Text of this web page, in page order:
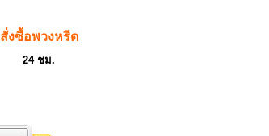
สั่งซื้อพวงหรีด
24 ชม.